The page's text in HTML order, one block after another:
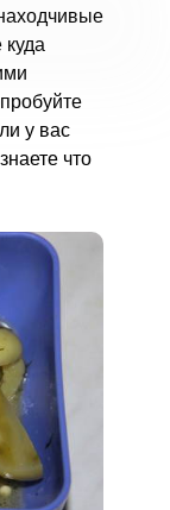
у вас
что